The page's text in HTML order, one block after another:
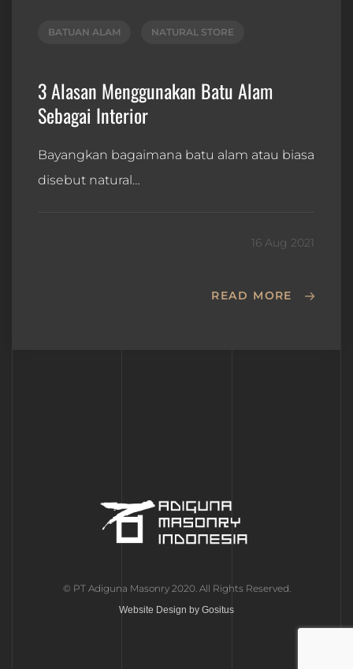
BATUAN ALAM NATURAL STORE
3 Alasan Menggunakan Batu Alam
Sebagai Interior
Bayangkan bagaimana batu alam atau biasa
disebut natural…
16 Aug 2021
READ MORE
© PT Adiguna Masonry 2020. All Rights Reserved.
Website Design by Gositus